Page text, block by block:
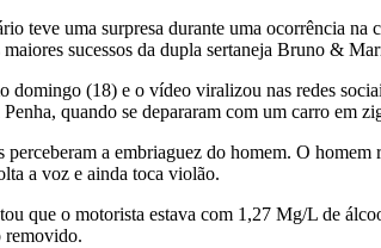
teve uma surpresa durante uma ocorrência na
sucessos da dupla sertaneja Bruno &
domingo (18) e o vídeo viralizou nas redes
quando se depararam com um carro em
a embriaguez do homem. O
a voz e ainda toca violão.
que o motorista estava com 1,27 Mg/L de
removido.